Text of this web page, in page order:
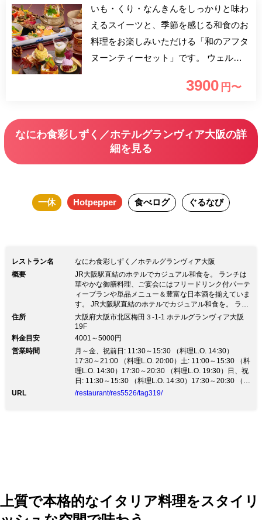
いも・くり・なんきんをしっかりと味わ
えるスイーツと、季節を感じる和食のお
料理をお楽しみいただける「和のアフタ
ヌーンティーセット」です。 ウェルカ
和紅茶やコーヒー・ソフトドリンクなど
3900 円〜
なにわ食彩しずく／ホテルグランヴィア大阪の詳
細を見る
一休 Hotpepper 食べログ ぐるなび
レストラン名
なにわ食彩しずく／ホテルグランヴィア大阪
概要
JR大阪駅直結のホテルでカジュアル和食を。 ランチは
華やかな御膳料理、ご宴会にはフリードリンク付パーテ
ィープランや単品メニュー＆豊富な日本酒を揃えていま
す。 JR大阪駅直結のホテルでカジュアル和食を。 ラン
チは華やかな御膳料理、ご宴会にはフリードリンク付パ
ーティープランや単品メニュー＆豊富な日本酒を揃えて
います。■地元・大阪の“大阪産（おおさかもん）”食材
【あじわい大阪応援店】 今日、ここで食べていただき
たいという想い」を込めた品々。 地元・大阪の“大阪産
（おおさかもん）”食材を使った天婦羅などの一品や、
雲丹やあおさなどの出汁と海鮮を楽しんでいただける季
節の小鍋などをご用意。料理長のアレンジを加えた創作
和食をぜひ、なにわ食彩「しずく」でお召し上がりくだ
住所
大阪府大阪市北区梅田３-1-1 ホテルグランヴィア大阪
19F
料金目安
4001～5000円
営業時間
月～金、祝前日: 11:30～15:30 （料理L.O. 14:30）
17:30～21:00 （料理L.O. 20:00）土: 11:00～15:30 （料
理L.O. 14:30）17:30～20:30 （料理L.O. 19:30）日、祝
日: 11:30～15:30 （料理L.O. 14:30）17:30～20:30 （料
理L.O. 19:30）
URL /restaurant/res5526/tag319/
上質で本格的なイタリア料理をスタイリ